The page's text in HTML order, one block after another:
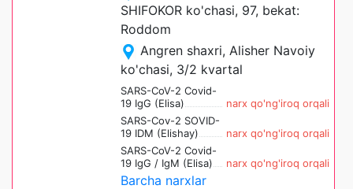
SHIFOKOR ko'chasi, 97, bekat:
Roddom
Angren shaxri, Alisher Navoiy
ko'chasi, 3/2 kvartal
SARS-CoV-2 Covid-
19 IgG (Elisa)
narx qo'ng'iroq orqali
SARS-Cov-2 SOVID-
19 IDM (Elishay)
narx qo'ng'iroq orqali
SARS-CoV-2 Covid-
19 IgG / IgM (Elisa)
narx qo'ng'iroq orqali
Barcha narxlar